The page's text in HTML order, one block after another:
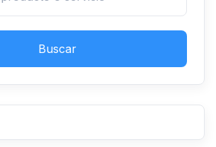
Buscar